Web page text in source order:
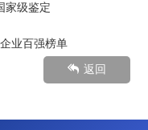
家级鉴定
业百强榜单
返回